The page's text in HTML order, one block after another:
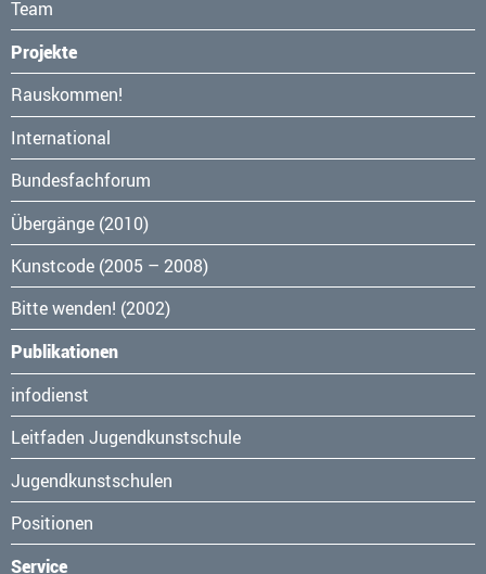
Team
Projekte
Navigation
überspringen
Rauskommen!
International
Bundesfachforum
Übergänge (2010)
Kunstcode (2005 – 2008)
Bitte wenden! (2002)
Publikationen
Navigation
überspringen
infodienst
Leitfaden Jugendkunstschule
Jugendkunstschulen
Positionen
Service